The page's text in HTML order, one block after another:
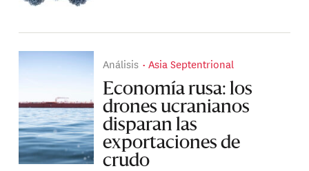
Análisis Asia Septentrional
Economía rusa: los
drones ucranianos
disparan las
exportaciones de
crudo